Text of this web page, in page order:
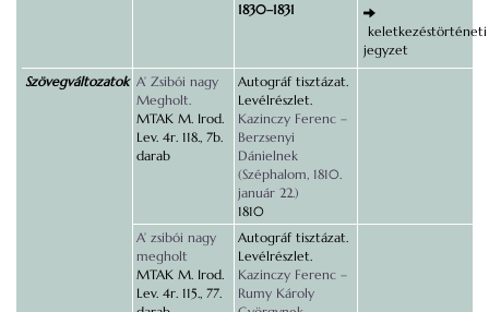
1830–1831
keletkezéstörténeti
jegyzet
Szövegváltozatok A’ Zsibói nagy
Megholt.
MTAK M. Irod.
Lev. 4r. 118., 7b.
darab
Autográf tisztázat.
Levélrészlet.
Kazinczy Ferenc –
Berzsenyi
Dánielnek
(Széphalom, 1810.
január 22.)
1810
A’ zsibói nagy
megholt
MTAK M. Irod.
Lev. 4r. 115., 77.
Autográf tisztázat.
Levélrészlet.
Kazinczy Ferenc –
Rumy Károly